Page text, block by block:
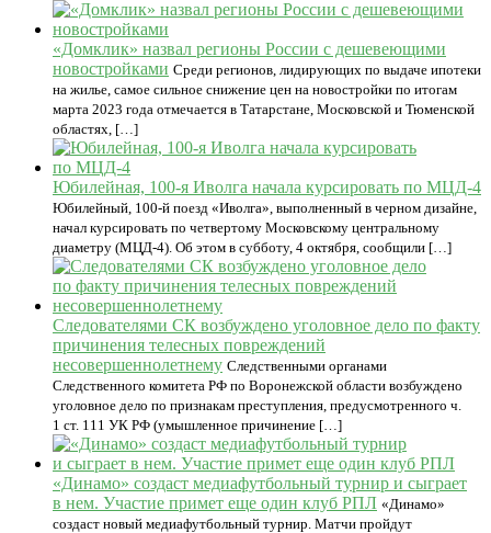
«Домклик» назвал регионы России с дешевеющими
новостройками Среди регионов, лидирующих по выдаче ипотеки
на жилье, самое сильное снижение цен на новостройки по итогам
марта 2023 года отмечается в Татарстане, Московской и Тюменской
областях, […]
Юбилейная, 100-я Иволга начала курсировать по МЦД-4
Юбилейный, 100-й поезд «Иволга», выполненный в черном дизайне,
начал курсировать по четвертому Московскому центральному
диаметру (МЦД-4). Об этом в субботу, 4 октября, сообщили […]
Следователями СК возбуждено уголовное дело по факту
причинения телесных повреждений
несовершеннолетнему Следственными органами
Следственного комитета РФ по Воронежской области возбуждено
уголовное дело по признакам преступления, предусмотренного ч.
1 ст. 111 УК РФ (умышленное причинение […]
«Динамо» создаст медиафутбольный турнир и сыграет
в нем. Участие примет еще один клуб РПЛ «Динамо»
создаст новый медиафутбольный турнир. Матчи пройдут